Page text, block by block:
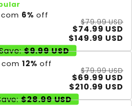
com 6% off
$79.99 USD
$74.99 USD
$149.99 USD
$9.99 USD
com 12% off
$79.99 USD
$69.99 USD
$210.99 USD
$28.99 USD